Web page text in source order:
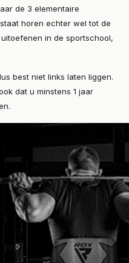
de 3 elementaire
horen echter wel tot de
in de sportschool,
best niet links laten liggen.
dat u minstens 1 jaar